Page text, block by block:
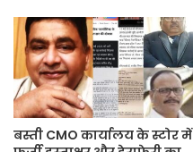
बस्ती CMO कार्यालय के स्टोर में